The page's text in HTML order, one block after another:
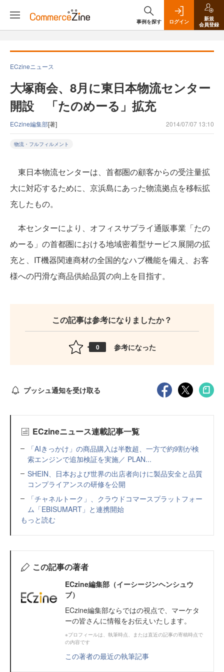
事例を探す ログイン
新規
会員登録
ECzineニュース
大塚商会、8月に東日本物流センター
開設 「たのめーる」拡充
ECzine編集部[著] 2014/07/07 13:10
物流・フルフィルメント
東日本物流センターは、首都圏の顧客からの受注量拡
大に対応するために、京浜島にあった物流拠点を移転拡
充したもの。
本センターにより、オフィスサプライ通販事業「たの
めーる」の首都圏における地域密着型サービス展開の拡
充と、IT機器関連商材の全国的なハブ機能を備え、お客
様への円滑な商品供給品質の向上を目指す。
この記事は参考になりましたか？
0 参考になった
プッシュ通知を受け取る
ECzineニュース連載記事一覧
「AIきっかけ」の商品購入は半数超、一方で約9割が検
索エンジンで追加検証を実施／ PLAN...
SHEIN、日本および世界の出店者向けに製品安全と品質
コンプライアンスの研修を公開
「チャネルトーク」、クラウドコマースプラットフォー
ム「EBISUMART」と連携開始
もっと読む
この記事の著者
ECzine編集部（イーシージンヘンシュウ
ブ）
ECzine編集部ならではの視点で、マーケタ
ーの皆さんに情報をお伝えいたします。
※プロフィールは、執筆時点、または直近の記事の寄稿時点で
の内容です
この著者の最近の執筆記事